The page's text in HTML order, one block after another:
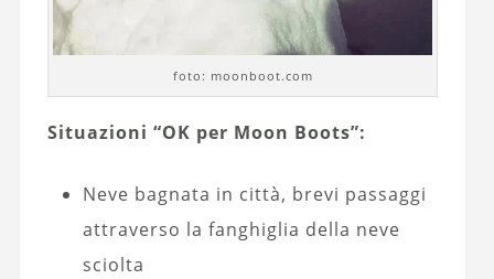
foto: moonboot.com
Situazioni “OK per Moon Boots”:
Neve bagnata in città, brevi passaggi
attraverso la fanghiglia della neve
sciolta